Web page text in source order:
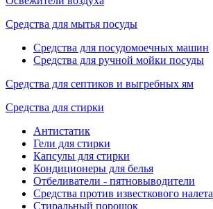
Средства для мытья посуды
Средства для посудомоечных машин
Средства для ручной мойки посуды
Средства для септиков и выгребных ям
Средства для стирки
Антистатик
Гели для стирки
Капсулы для стирки
Кондиционеры для белья
Отбеливатели - пятновыводители
Средства против известкового налета
Стиральный порошок